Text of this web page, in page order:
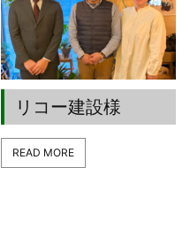
リコー建設様
READ MORE